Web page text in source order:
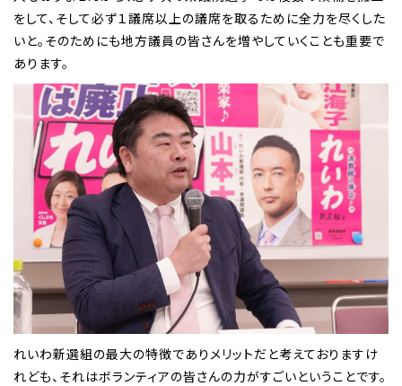
をして、そして必ず１議席以上の議席を取るために全力を尽くした
いと。そのためにも地方議員の皆さんを増やしていくことも重要で
あります。
れいわ新選組の最大の特徴でありメリットだと考えておりますけ
れども、それはボランティアの皆さんの力がすごいということです。